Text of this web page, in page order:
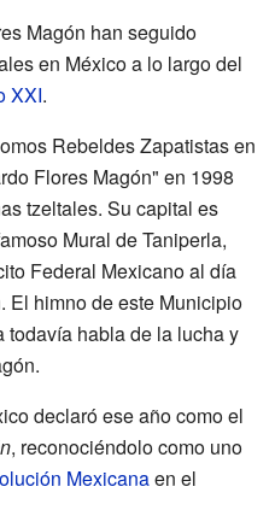
Magón han seguido
en México a lo largo del
XXI.
Rebeldes Zapatistas en
Flores Magón" en 1998
tzeltales. Su capital es
Mural de Taniperla,
Federal Mexicano al día
El himno de este Municipio
habla de la lucha y
declaró ese año como el
, reconociéndolo como uno
Mexicanaen el